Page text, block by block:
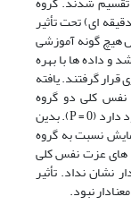
آزمایش به مدت 7 هفته (هر هفته یک جلسه 90 دقیقه ای) تحت تأثیر
هیچ گونه آموزشی
و داده ها با بهره
قرار گرفتند. یافته
نفس کلی دو گروه
آزمایش و کنترل در پس آزمون تفاوت معنادار وجود دارد (P = 0). بدین
نسبت به گروه
های عزت نفس کلی
نشان نداد. تأثیر
نبود.